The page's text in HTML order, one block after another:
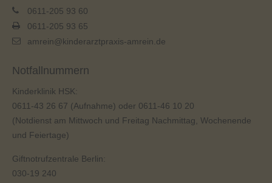
0611-205 93 60
0611-205 93 65
amrein@kinderarztpraxis-amrein.de
Notfallnummern
Kinderklinik HSK:
0611-43 26 67 (Aufnahme) oder 0611-46 10 20
(Notdienst am Mittwoch und Freitag Nachmittag, Wochenende
und Feiertage)
Giftnotrufzentrale Berlin:
030-19 240